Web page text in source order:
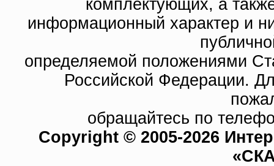
комплектующих, а
информационный характер и
определяемой положениями
Российской Федерации.
обращайтесь по
Copyright © 2005-2026